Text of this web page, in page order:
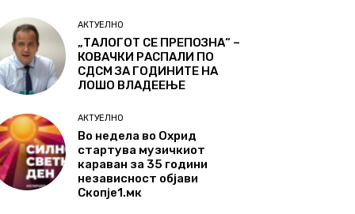
АКТУЕЛНО
„ТАЛОГОТ СЕ ПРЕПОЗНА“ –
КОВАЧКИ РАСПАЛИ ПО
СДСМ ЗА ГОДИНИТЕ НА
ЛОШО ВЛАДЕЕЊЕ
АКТУЕЛНО
Во недела во Охрид
стартува музичкиот
караван за 35 години
независност објави
Скопје1.мк